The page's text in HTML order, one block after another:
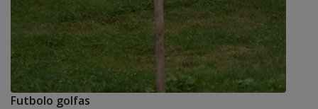
Futbolo golfas